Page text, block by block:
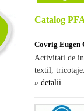
Catalog
Covrig Eugen
Activitati de
textil,
» detalii